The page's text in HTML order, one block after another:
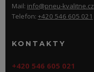
Mail: info@pneu-kvalitne.cz
Telefon: +420 546 605 021
KONTAKTY
+420 546 605 021